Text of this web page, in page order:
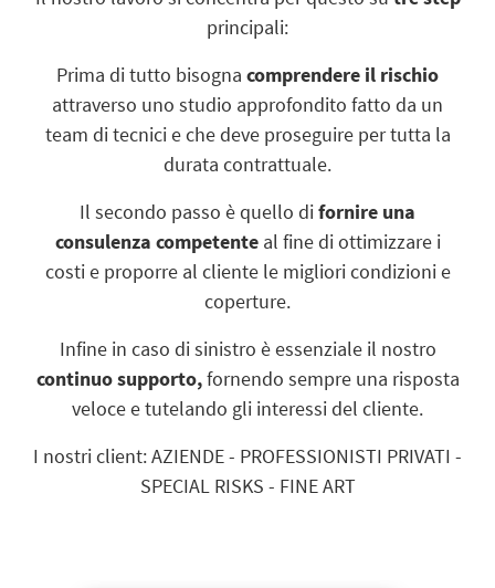
principali:
Prima di tutto bisogna comprendere il rischio
attraverso uno studio approfondito fatto da un
team di tecnici e che deve proseguire per tutta la
durata contrattuale.
Il secondo passo è quello difornire una
consulenza competenteal fine di ottimizzare i
costi e proporre al cliente le migliori condizioni e
coperture.
Infine in caso di sinistro è essenziale il nostro
continuo supporto,fornendo sempre una risposta
veloce e tutelando gli interessi del cliente.
I nostri client: AZIENDE - PROFESSIONISTI PRIVATI -
SPECIAL RISKS - FINE ART